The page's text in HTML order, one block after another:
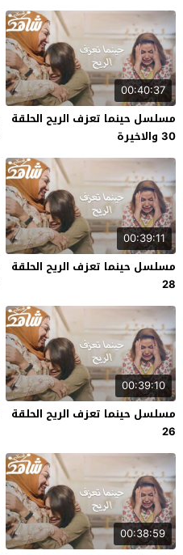
00:40:37
مسلسل حينما تعزف الريح الحلقة
30 والاخيرة
00:39:11
مسلسل حينما تعزف الريح الحلقة
28
00:39:10
مسلسل حينما تعزف الريح الحلقة
26
00:38:59